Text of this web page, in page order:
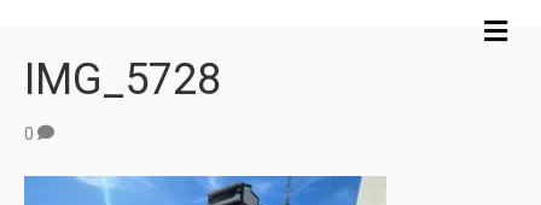
M
e
IMG_5728
0